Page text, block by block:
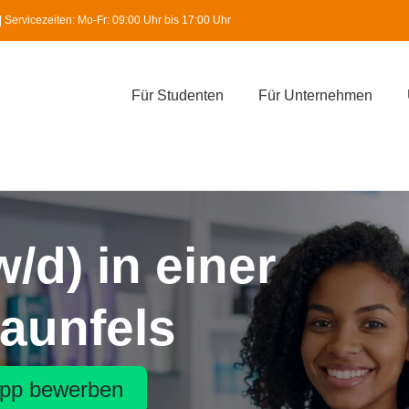
Mo-Fr: 09:00 Uhr bis 17:00 Uhr
Für Studenten Für Unternehmen
d) in einer
bewerben